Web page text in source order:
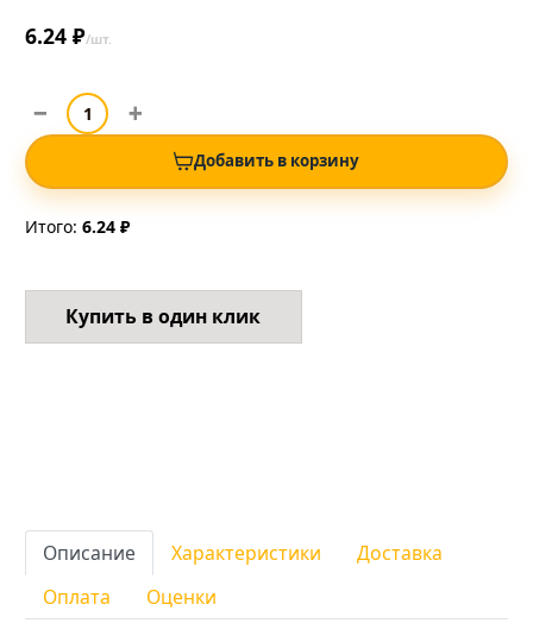
6.24 ₽/шт.
Добавить в корзину
Итого: 6.24 ₽
Купить в один клик
Описание Характеристики
Доставка
Оплата
Оценки